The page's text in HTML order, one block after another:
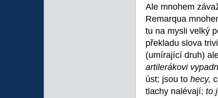
Ale mnohem
Remarqua
tu na mysli velký
překladu slova
(umírající druh)
artilerákovi
úst; jsou to hecy,
tlachy nalévají; to